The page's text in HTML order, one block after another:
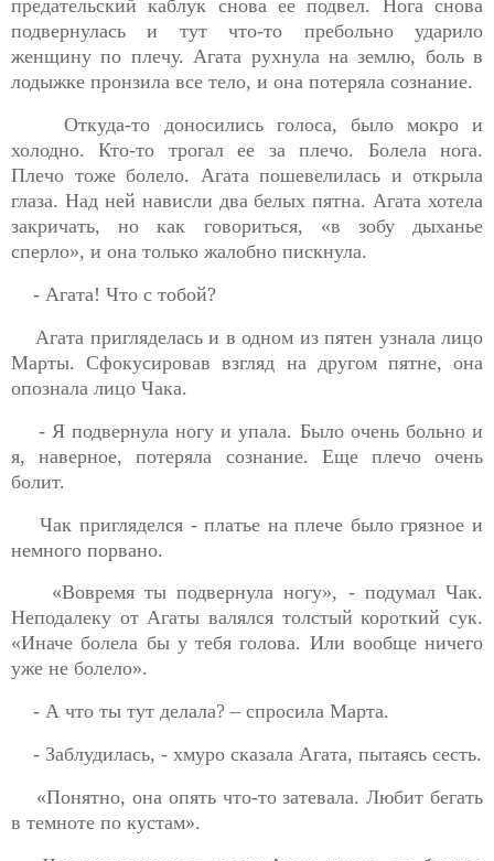
предательский каблук снова ее подвел. Нога снова
подвернулась и тут что-то пребольно ударило
женщину по плечу. Агата рухнула на землю, боль в
лодыжке пронзила все тело, и она потеряла сознание.
Откуда-то доносились голоса, было мокро и
холодно. Кто-то трогал ее за плечо. Болела нога.
Плечо тоже болело. Агата пошевелилась и открыла
глаза. Над ней нависли два белых пятна. Агата хотела
закричать, но как говориться, «в зобу дыханье
сперло», и она только жалобно пискнула.
- Агата! Что с тобой?
Агата пригляделась и в одном из пятен узнала лицо
Марты. Сфокусировав взгляд на другом пятне, она
опознала лицо Чака.
- Я подвернула ногу и упала. Было очень больно и
я, наверное, потеряла сознание. Еще плечо очень
болит.
Чак пригляделся - платье на плече было грязное и
немного порвано.
«Вовремя ты подвернула ногу», - подумал Чак.
Неподалеку от Агаты валялся толстый короткий сук.
«Иначе болела бы у тебя голова. Или вообще ничего
уже не болело».
- А что ты тут делала? – спросила Марта.
- Заблудилась, - хмуро сказала Агата, пытаясь сесть.
«Понятно, она опять что-то затевала. Любит бегать
в темноте по кустам».